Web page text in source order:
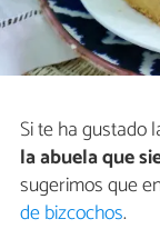
Si te ha gustado
la abuela que
sugerimos que
de bizcochos.